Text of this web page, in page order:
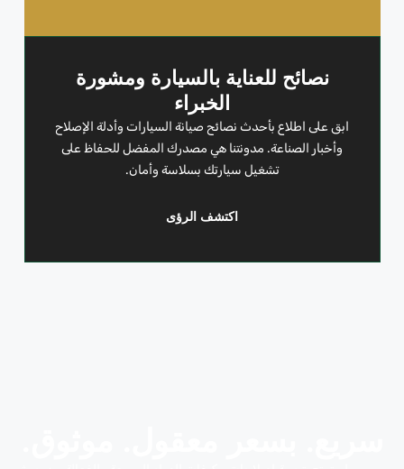
نصائح للعناية بالسيارة ومشورة
الخبراء
ابق على اطلاع بأحدث نصائح صيانة السيارات وأدلة الإصلاح
وأخبار الصناعة. مدونتنا هي مصدرك المفضل للحفاظ على
تشغيل سيارتك بسلاسة وأمان.
اكتشف الرؤى